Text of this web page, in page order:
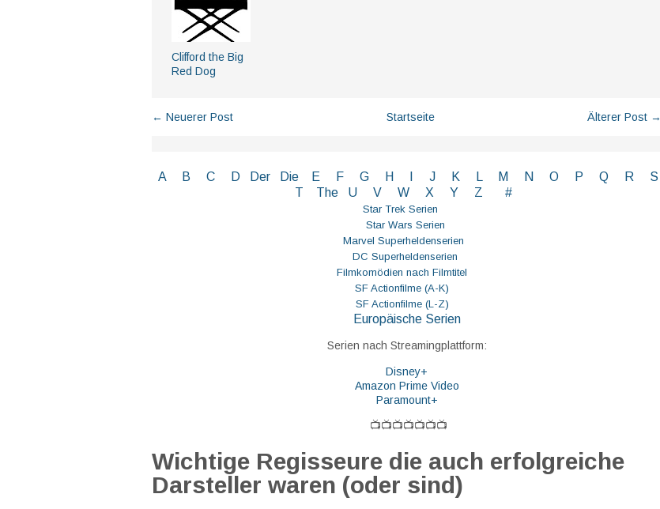
Clifford the Big
Red Dog
← Neuerer Post Älterer Post →
Startseite
A B C D Der Die E F G H I J K M N O P Q R
S
T
The U V W X Y Z #
Star Trek Serien
Star Wars Serien
Marvel Superheldenserien
DC Superheldenserien
Filmkomödien nach Filmtitel
SF Actionfilme (A-K)
SF Actionfilme (L-Z)
Europäische Serien
Serien nach Streamingplattform:
Disney+
Amazon Prime Video
Paramount+
📺📺📺📺📺📺📺
Wichtige Regisseure die auch erfolgreiche
Darsteller waren (oder sind)